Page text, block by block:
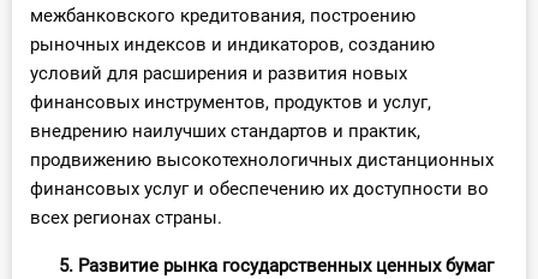
межбанковского кредитования, построению
рыночных индексов и индикаторов, созданию
условий для расширения и развития новых
финансовых инструментов, продуктов и услуг,
внедрению наилучших стандартов и практик,
продвижению высокотехнологичных дистанционных
финансовых услуг и обеспечению их доступности во
всех регионах страны.
5. Развитие рынка государственных ценных бумаг